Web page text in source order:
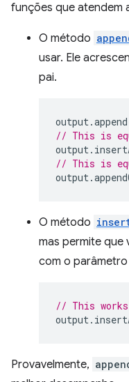
funções que atendem
O método
usar. Ele
pai.
output.append
// This is
output.
// This is
output.
O método
mas permite que
com o parâmetro
// This
output.
Provavelmente,